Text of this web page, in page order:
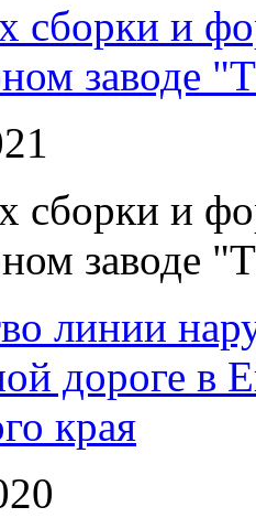
сборки и
заводе
сборки и
заводе
линии
дороге в
края